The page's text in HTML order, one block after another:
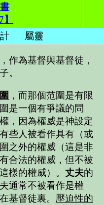
屬靈
作為基督與基督徒，
。
，而那個范圍是有限
是一個有爭議的問
，因為權威是神設定
些人被看作具有（或
之外的權威（這是非
合法的權威，但不被
樣的權威）。 丈夫的
通常不被看作是權
基督徒裏。 壓迫性的